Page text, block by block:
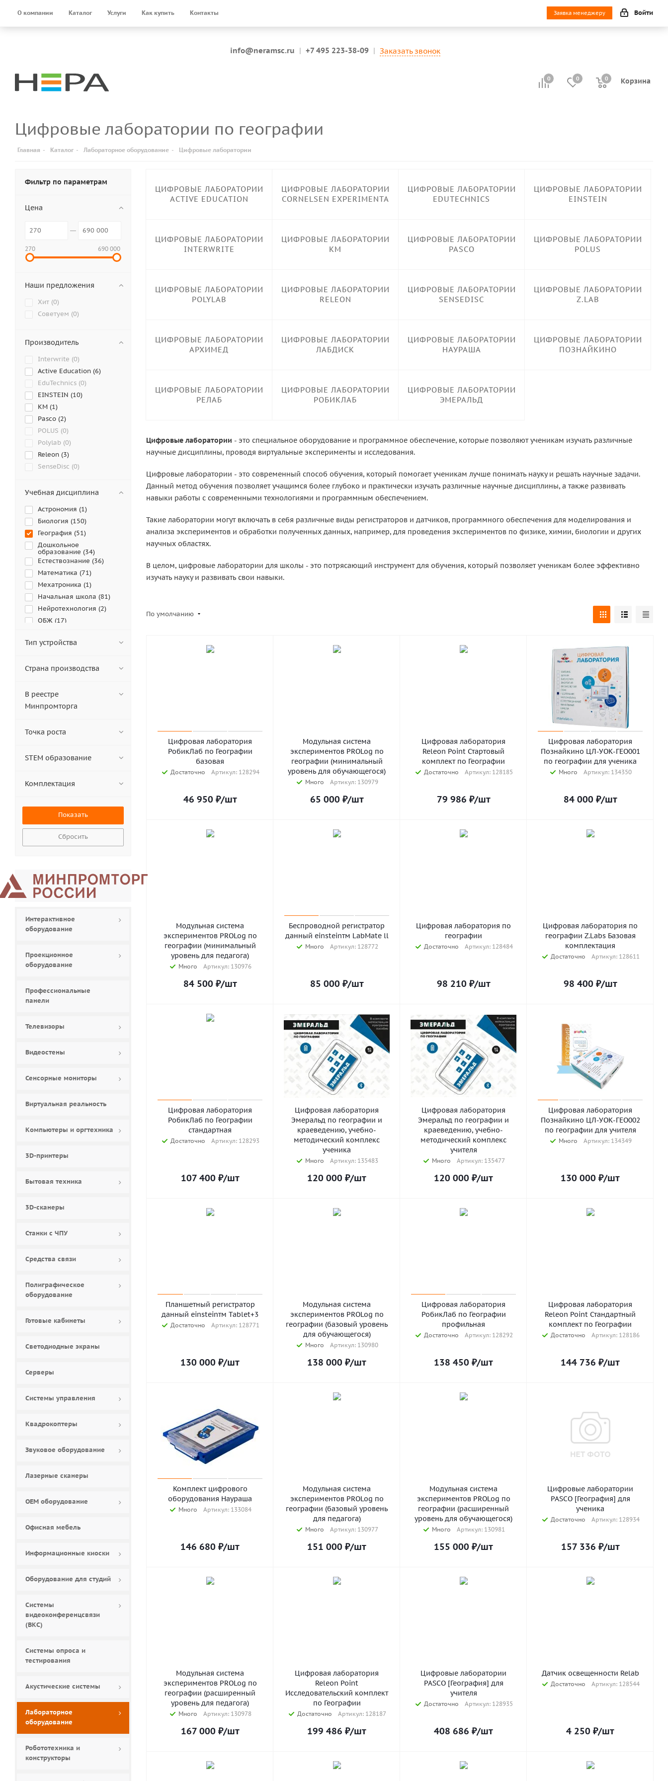
О компании Каталог Услуги Как купить Контакты Заявка менеджеру Войти
info@neramsc.ru | +7 495 223-38-09 | Заказать звонок
0 0 Корзина
0
0
Цифровые лаборатории по географии
Главная - Каталог - Лабораторное оборудование - Цифровые лаборатории
ЦИФРОВЫЕ ЛАБОРАТОРИИ
ACTIVE EDUCATION
ЦИФРОВЫЕ ЛАБОРАТОРИИ
CORNELSEN EXPERIMENTA
ЦИФРОВЫЕ ЛАБОРАТОРИИ
EDUTECHNICS
ЦИФРОВЫЕ ЛАБОРАТОРИИ
EINSTEIN
ЦИФРОВЫЕ ЛАБОРАТОРИИ
INTERWRITE
ЦИФРОВЫЕ ЛАБОРАТОРИИ
KM
ЦИФРОВЫЕ ЛАБОРАТОРИИ
PASCO
ЦИФРОВЫЕ ЛАБОРАТОРИИ
POLUS
ЦИФРОВЫЕ ЛАБОРАТОРИИ
POLYLAB
ЦИФРОВЫЕ ЛАБОРАТОРИИ
RELEON
ЦИФРОВЫЕ ЛАБОРАТОРИИ
SENSEDISC
ЦИФРОВЫЕ ЛАБОРАТОРИИ
Z.LAB
ЦИФРОВЫЕ ЛАБОРАТОРИИ
АРХИМЕД
ЦИФРОВЫЕ ЛАБОРАТОРИИ
ЛАБДИСК
ЦИФРОВЫЕ ЛАБОРАТОРИИ
НАУРАША
ЦИФРОВЫЕ ЛАБОРАТОРИИ
ПОЗНАЙКИНО
ЦИФРОВЫЕ ЛАБОРАТОРИИ
РЕЛАБ
ЦИФРОВЫЕ ЛАБОРАТОРИИ
РОБИКЛАБ
ЦИФРОВЫЕ ЛАБОРАТОРИИ
ЭМЕРАЛЬД
Цифровые лаборатории - это специальное оборудование и программное обеспечение, которые позволяют ученикам изучать различные
научные дисциплины, проводя виртуальные эксперименты и исследования.
Цифровые лаборатории - это современный способ обучения, который помогает ученикам лучше понимать науку и решать научные задачи.
Данный метод обучения позволяет учащимся более глубоко и практически изучать различные научные дисциплины, а также развивать
навыки работы с современными технологиями и программным обеспечением.
Такие лаборатории могут включать в себя различные виды регистраторов и датчиков, программного обеспечения для моделирования и
анализа экспериментов и обработки полученных данных, например, для проведения экспериментов по физике, химии, биологии и других
научных областях.
В целом, цифровые лаборатории для школы - это потрясающий инструмент для обучения, который позволяет ученикам более эффективно
изучать науку и развивать свои навыки.
По умолчанию
Цифровая лаборатория
РобикЛаб по Географии
базовая
Достаточно Артикул: 128294
46 950 ₽/шт
Модульная система
экспериментов PROLog по
географии (минимальный
уровень для обучающегося)
Много Артикул: 130979
65 000 ₽/шт
Цифровая лаборатория
Releon Point Стартовый
комплект по Географии
Достаточно Артикул: 128185
79 986 ₽/шт
Цифровая лаборатория
Познайкино ЦЛ-УОК-ГЕО001
по географии для ученика
Много Артикул: 134350
84 000 ₽/шт
Модульная система
экспериментов PROLog по
географии (минимальный
уровень для педагога)
Много Артикул: 130976
84 500 ₽/шт
Беспроводной регистратор
данный einsteinтм LabMate ll
Много Артикул: 128772
85 000 ₽/шт
Цифровая лаборатория по
географии
Достаточно Артикул: 128484
98 210 ₽/шт
Цифровая лаборатория по
географии Z.Labs Базовая
комплектация
Достаточно Артикул: 128611
98 400 ₽/шт
Цифровая лаборатория
РобикЛаб по Географии
стандартная
Достаточно Артикул: 128293
107 400 ₽/шт
Цифровая лаборатория
Эмеральд по географии и
краеведению, учебно-
методический комплекс
ученика
Много Артикул: 135483
120 000 ₽/шт
Цифровая лаборатория
Эмеральд по географии и
краеведению, учебно-
методический комплекс
учителя
Много Артикул: 135477
120 000 ₽/шт
Цифровая лаборатория
Познайкино ЦЛ-УОК-ГЕО002
по географии для учителя
Много Артикул: 134349
130 000 ₽/шт
Планшетный регистратор
данный einsteinтм Tablet+3
Достаточно Артикул: 128771
130 000 ₽/шт
Модульная система
экспериментов PROLog по
географии (базовый уровень
для обучающегося)
Много Артикул: 130980
138 000 ₽/шт
Цифровая лаборатория
РобикЛаб по Географии
профильная
Достаточно Артикул: 128292
138 450 ₽/шт
Цифровая лаборатория
Releon Point Стандартный
комплект по Географии
Достаточно Артикул: 128186
144 736 ₽/шт
Комплект цифрового
оборудования Наураша
Много Артикул: 133084
146 680 ₽/шт
Модульная система
экспериментов PROLog по
географии (базовый уровень
для педагога)
Много Артикул: 130977
151 000 ₽/шт
Модульная система
экспериментов PROLog по
географии (расширенный
уровень для обучающегося)
Много Артикул: 130981
155 000 ₽/шт
Цифровые лаборатории
PASCO [География] для
ученика
Достаточно Артикул: 128934
157 336 ₽/шт
Модульная система
экспериментов PROLog по
географии (расширенный
уровень для педагога)
Много Артикул: 130978
167 000 ₽/шт
Цифровая лаборатория
Releon Point
Исследовательский комплект
по Географии
Достаточно Артикул: 128187
199 486 ₽/шт
Цифровые лаборатории
PASCO [География] для
учителя
Достаточно Артикул: 128935
408 686 ₽/шт
Датчик освещенности Relab
Достаточно Артикул: 128544
4 250 ₽/шт
Фильтр по параметрам
Цена
270 690 000
Наши предложения
Хит (0)
Советуем (0)
Производитель
Interwrite (0)
Active Education (6)
EduTechnics (0)
EINSTEIN (10)
KM (1)
Pasco (2)
POLUS (0)
Polylab (0)
Releon (3)
SenseDisc (0)
Зарница (1)
Наураша (2)
Познайкино ( 2)
Релаб (10)
Робиклаб (12
Эмеральд (2)
Учебная дисциплина
Астрономия (1)
Биология (150)
География (51)
Дошкольное
образование (34)
Естествознание (36)
Математика (71)
Мехатроника (1)
Начальная школа (81)
Нейротехнология (2)
ОБЖ (17)
Окружающий мир (
Природоведение (2
Физика (
Физиология (
Тип устройства
Страна производства
В реестре
Минпромторга
Точка роста
STEM образование
Комплектация
Сбросить
Интерактивное
оборудование
Проекционное
оборудование
Профессиональные
панели
Телевизоры
Видеостены
Сенсорные мониторы
Виртуальная реальность
Компьютеры и оргтехника
3D-принтеры
Бытовая техника
3D-сканеры
Станки с ЧПУ
Средства связи
Полиграфическое
оборудование
Готовые кабинеты
Светодиодные экраны
Серверы
Системы управления
Квадрокоптеры
Звуковое оборудование
Лазерные сканеры
ОЕМ оборудование
Офисная мебель
Информационные киоски
Оборудование для студий
Системы
видеоконференцсвязи
(ВКС)
Системы опроса и
тестирования
Акустические системы
Лабораторное
оборудование
Робототехника и
конструкторы